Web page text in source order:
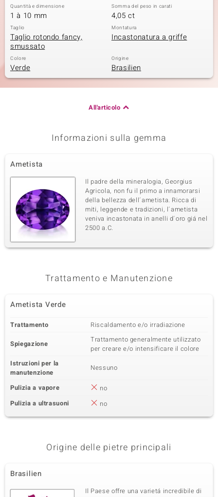
Quantità e dimensione
1 à 10 mm
Somma del peso in carati
4,05 ct
Taglio
Taglio rotondo fancy,
smussato
Montatura
Incastonatura a griffe
Colore
Verde
Origine
Brasilien
All'articolo
Informazioni sulla gemma
Ametista
Il padre della mineralogia, Georgius
Agricola, non fu il primo a innamorarsi
della bellezza dell´ametista. Ricca di
miti, leggende e tradizioni, l´ametista
veniva incastonata in anelli d´oro giá nel
2500 a.C.
Trattamento e Manutenzione
Ametista Verde
Trattamento Riscaldamento e/o irradiazione
Spiegazione
Trattamento generalmente utilizzato
per creare e/o intensificare il colore
Istruzioni per la
manutenzione
Nessuno
Pulizia a vapore
no
Pulizia a ultrasuoni
no
Origine delle pietre principali
Brasilien
Il Paese offre una varietá incredibile di